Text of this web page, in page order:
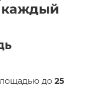
каждый
до 25